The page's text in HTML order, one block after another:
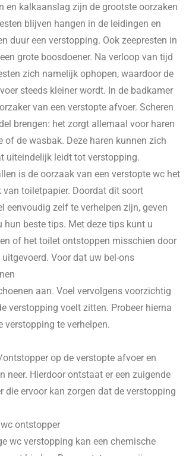
en kalkaanslag zijn de grootste oorzaken
blijven hangen in de leidingen en
duur een verstopping. Ook zeepresten in
grote boosdoener. Na verloop van tijd
zich namelijk ophopen, waardoor de
steeds kleiner wordt. In de badkamer
van een verstopte afvoer. Scheren
brengen: het zorgt allemaal voor haren
of de wasbak. Deze haren kunnen zich
uiteindelijk leidt tot verstopping.
is de oorzaak van een verstopte wc het
van toiletpapier. Doordat dit soort
eenvoudig zelf te verhelpen zijn, geven
hun beste tips. Met deze tips kunt u
of het toilet ontstoppen misschien door
Voor dat uw bel-ons
aan. Voel vervolgens voorzichtig
verstopping voelt zitten. Probeer hierna
verstopping te verhelpen.
op de verstopte afvoer en
neer. Hierdoor ontstaat er een zuigende
die ervoor kan zorgen dat de verstopping
ontstopper
wc verstopping kan een chemische